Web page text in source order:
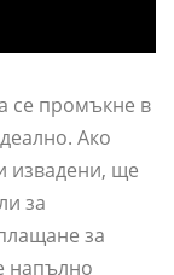
се промъкне в
Ако
извадени, ще
за
за
напълно